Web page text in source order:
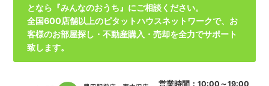
となら『みんなのおうち』にご相談ください。
全国600店舗以上のピタットハウスネットワークで、お
客様のお部屋探し・不動産購入・売却を全力でサポート
致します。
営業時間：10:00～19:00